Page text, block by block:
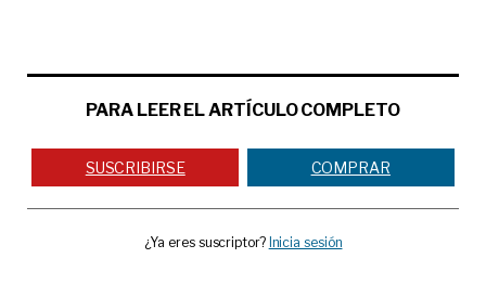
PARA LEER EL ARTÍCULO COMPLETO
SUSCRIBIRSE COMPRAR
¿Ya eres suscriptor? Inicia sesión